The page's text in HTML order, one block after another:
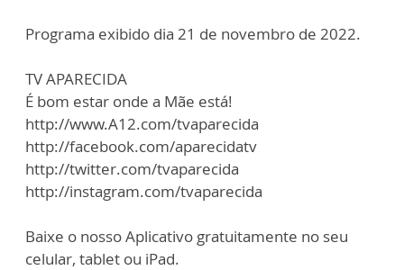
Programa exibido dia 21 de novembro de 2022.
TV APARECIDA
É bom estar onde a Mãe está!
http://www.A12.com/tvaparecida
http://facebook.com/aparecidatv
http://twitter.com/tvaparecida
http://instagram.com/tvaparecida
Baixe o nosso Aplicativo gratuitamente no seu
celular, tablet ou iPad.